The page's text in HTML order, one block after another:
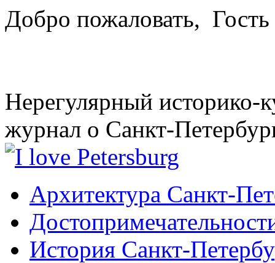
Добро пожаловать, Гость
Нерегулярный историко-
журнал о Санкт-
Архитектура Санкт-
История Санкт-